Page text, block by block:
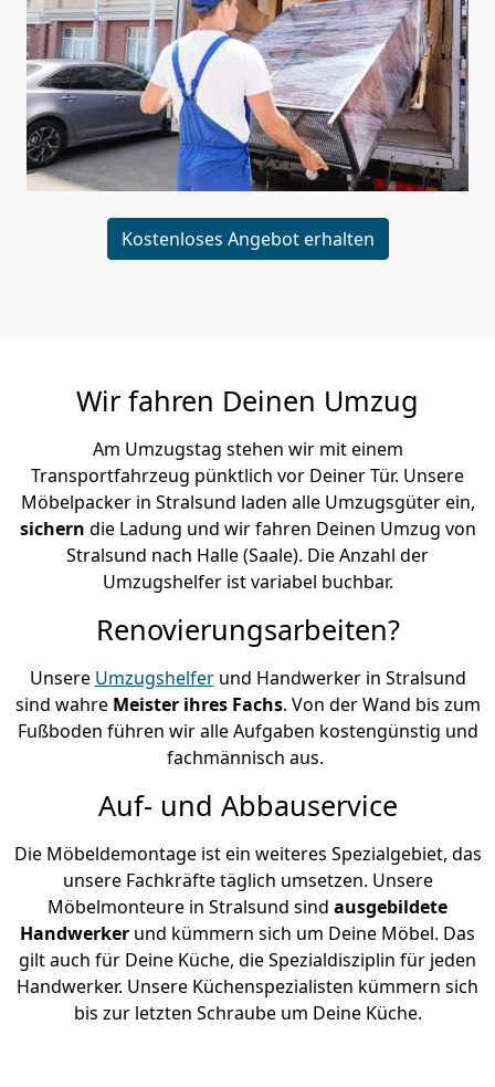
Kostenloses Angebot erhalten
Wir fahren Deinen Umzug
Am Umzugstag stehen wir mit einem
Transportfahrzeug pünktlich vor Deiner Tür. Unsere
Möbelpacker in Stralsund laden alle Umzugsgüter ein,
sichern die Ladung und wir fahren Deinen Umzug von
Stralsund nach Halle (Saale). Die Anzahl der
Umzugshelfer ist variabel buchbar.
Renovierungsarbeiten?
Unsere Umzugshelferund Handwerker in Stralsund
sind wahre Meister ihres Fachs. Von der Wand bis zum
Fußboden führen wir alle Aufgaben kostengünstig und
fachmännisch aus.
Auf- und Abbauservice
Die Möbeldemontage ist ein weiteres Spezialgebiet, das
unsere Fachkräfte täglich umsetzen. Unsere
Möbelmonteure in Stralsund sind ausgebildete
Handwerker und kümmern sich um Deine Möbel. Das
gilt auch für Deine Küche, die Spezialdisziplin für jeden
Handwerker. Unsere Küchenspezialisten kümmern sich
bis zur letzten Schraube um Deine Küche.